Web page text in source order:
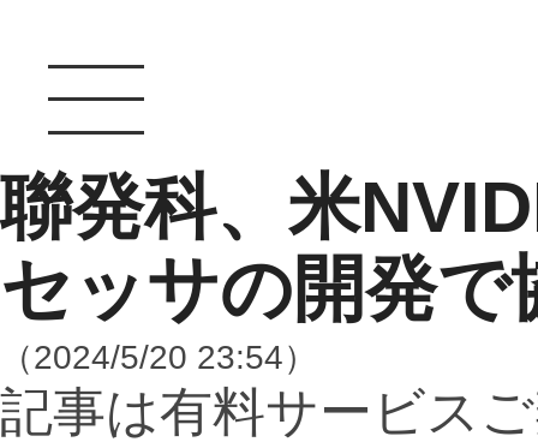
聯発科、米
セッサの開発で
（2024/5/20 23:54）
記事は有料サービス